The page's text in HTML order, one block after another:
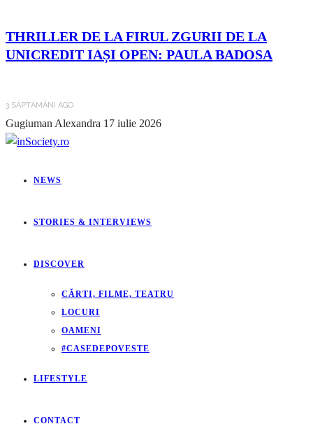
THRILLER DE LA FIRUL ZGURII DE LA
UNICREDIT IAȘI OPEN: PAULA BADOSA
3 SĂPTĂMÂNI AGO
Gugiuman Alexandra 17 iulie 2026
NEWS
STORIES & INTERVIEWS
DISCOVER
CĂRTI, FILME, TEATRU
LOCURI
OAMENI
#CASEDEPOVESTE
LIFESTYLE
CONTACT